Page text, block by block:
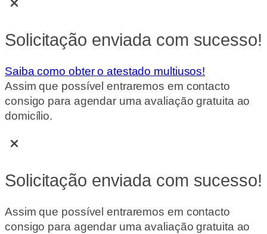
Solicitação enviada com sucesso!
Saiba como obter o atestado multiusos!
Assim que possível entraremos em contacto
consigo para agendar uma avaliação gratuita ao
domicílio.
Solicitação enviada com sucesso!
Assim que possível entraremos em contacto
consigo para agendar uma avaliação gratuita ao